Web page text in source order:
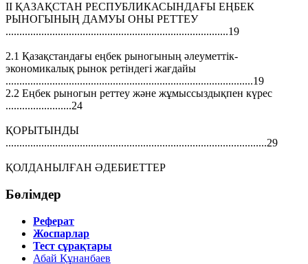
II ҚАЗАҚСТАН РЕСПУБЛИКАСЫНДАҒЫ ЕҢБЕК
РЫНОГЫНЫҢ ДАМУЫ ОНЫ РЕТТЕУ
.................................................................................19
2.1 Қазақстандағы еңбек рыногының әлеуметтік-
экономикалық рынок ретіндегі жағдайы
..........................................................................................19
2.2 Еңбек рыногын реттеу және жұмыссыздықпен күрес
........................24
ҚОРЫТЫНДЫ
...............................................................................................29
ҚОЛДАНЫЛҒАН ӘДЕБИЕТТЕР
Бөлімдер
Реферат
Жоспарлар
Тест сұрақтары
Абай Құнанбаев